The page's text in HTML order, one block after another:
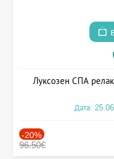
Луксозен СПА
Дата:
-20%
96.50€